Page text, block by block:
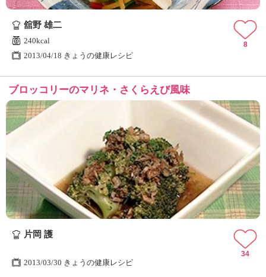
舘野 雄二
240kcal
2013/04/18 きょうの健康レシピ
8
ブロッコリーのマリネ・さくらえび風味
片岡 護
2013/03/30 きょうの健康レシピ
34